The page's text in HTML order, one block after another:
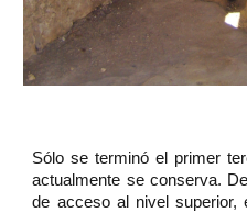
Sólo se terminó el primer
actualmente se conserva.
de acceso al nivel superior,